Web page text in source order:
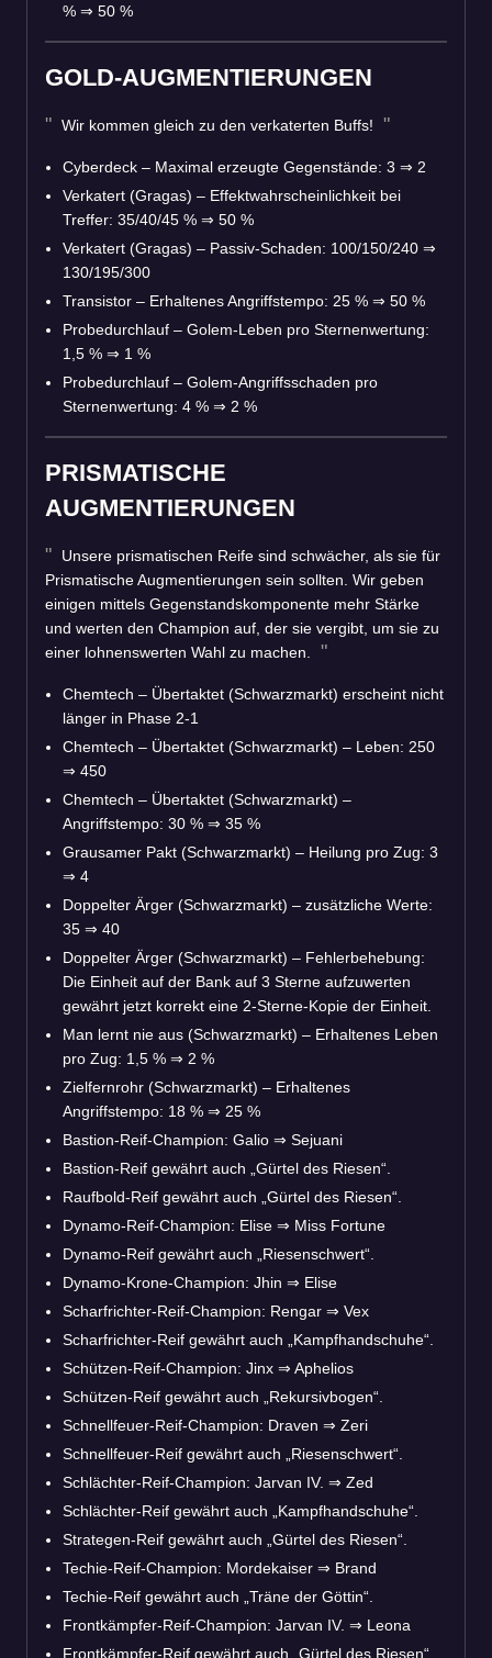
% ⇒ 50 %
GOLD-AUGMENTIERUNGEN
Wir kommen gleich zu den verkaterten Buffs!
Cyberdeck – Maximal erzeugte Gegenstände: 3 ⇒ 2
Verkatert (Gragas) – Effektwahrscheinlichkeit bei
Treffer: 35/40/45 % ⇒ 50 %
Verkatert (Gragas) – Passiv-Schaden: 100/150/240 ⇒
130/195/300
Transistor – Erhaltenes Angriffstempo: 25 % ⇒ 50 %
Probedurchlauf – Golem-Leben pro Sternenwertung:
1,5 % ⇒ 1 %
Probedurchlauf – Golem-Angriffsschaden pro
Sternenwertung: 4 % ⇒ 2 %
PRISMATISCHE
AUGMENTIERUNGEN
Unsere prismatischen Reife sind schwächer, als sie für
Prismatische Augmentierungen sein sollten. Wir geben
einigen mittels Gegenstandskomponente mehr Stärke
und werten den Champion auf, der sie vergibt, um sie zu
einer lohnenswerten Wahl zu machen.
Chemtech – Übertaktet (Schwarzmarkt) erscheint nicht
länger in Phase 2-1
Chemtech – Übertaktet (Schwarzmarkt) – Leben: 250
⇒ 450
Chemtech – Übertaktet (Schwarzmarkt) –
Angriffstempo: 30 % ⇒ 35 %
Grausamer Pakt (Schwarzmarkt) – Heilung pro Zug: 3
⇒ 4
Doppelter Ärger (Schwarzmarkt) – zusätzliche Werte:
35 ⇒ 40
Doppelter Ärger (Schwarzmarkt) – Fehlerbehebung:
Die Einheit auf der Bank auf 3 Sterne aufzuwerten
gewährt jetzt korrekt eine 2-Sterne-Kopie der Einheit.
Man lernt nie aus (Schwarzmarkt) – Erhaltenes Leben
pro Zug: 1,5 % ⇒ 2 %
Zielfernrohr (Schwarzmarkt) – Erhaltenes
Angriffstempo: 18 % ⇒ 25 %
Bastion-Reif-Champion: Galio ⇒ Sejuani
Bastion-Reif gewährt auch „Gürtel des Riesen“.
Raufbold-Reif gewährt auch „Gürtel des Riesen“.
Dynamo-Reif-Champion: Elise ⇒ Miss Fortune
Dynamo-Reif gewährt auch „Riesenschwert“.
Dynamo-Krone-Champion: Jhin ⇒ Elise
Scharfrichter-Reif-Champion: Rengar ⇒ Vex
Scharfrichter-Reif gewährt auch „Kampfhandschuhe“.
Schützen-Reif-Champion: Jinx ⇒ Aphelios
Schützen-Reif gewährt auch „Rekursivbogen“.
Schnellfeuer-Reif-Champion: Draven ⇒ Zeri
Schnellfeuer-Reif gewährt auch „Riesenschwert“.
Schlächter-Reif-Champion: Jarvan IV. ⇒ Zed
Schlächter-Reif gewährt auch „Kampfhandschuhe“.
Strategen-Reif gewährt auch „Gürtel des Riesen“.
Techie-Reif-Champion: Mordekaiser ⇒ Brand
Techie-Reif gewährt auch „Träne der Göttin“.
Frontkämpfer-Reif-Champion: Jarvan IV. ⇒ Leona
Frontkämpfer-Reif gewährt auch „Gürtel des Riesen“.